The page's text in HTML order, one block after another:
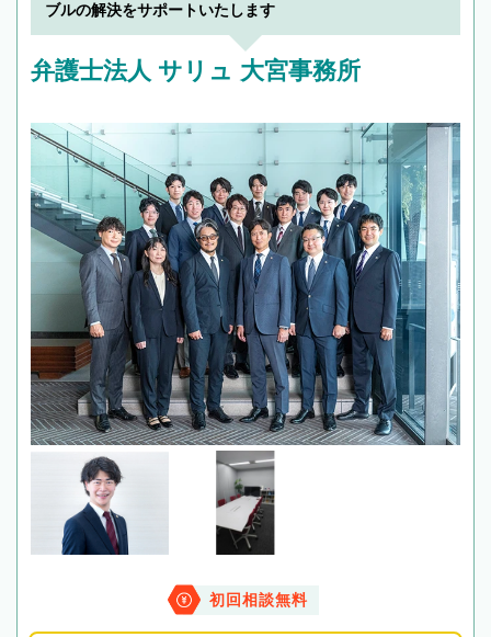
ブルの解決をサポートいたします
弁護士法人 サリュ 大宮事務所
初回相談無料